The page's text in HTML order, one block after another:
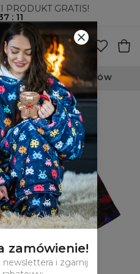
PRODUKT GRATIS!
: 11
I DO PACZKOMATÓW
zamówienie!
newslettera i zgarnij